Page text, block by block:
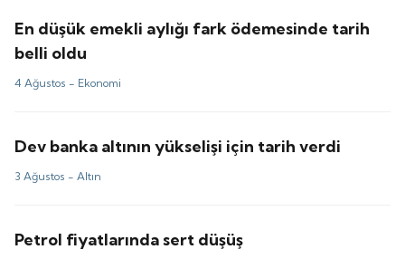
En düşük emekli aylığı fark ödemesinde tarih
belli oldu
4 Ağustos - Ekonomi
Dev banka altının yükselişi için tarih verdi
3 Ağustos -Altın
Petrol fiyatlarında sert düşüş